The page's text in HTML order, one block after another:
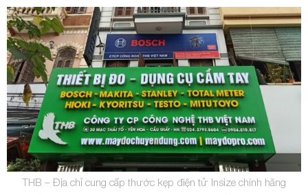
THB – Địa chỉ cung cấp thước kẹp điện tử Insize chính hãng